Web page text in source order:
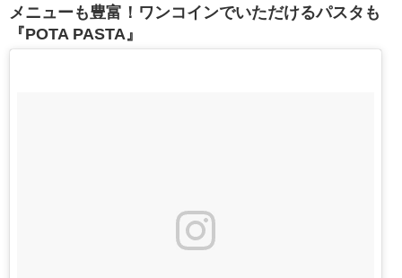
メニューも豊富！ワンコインでいただけるパスタも
『POTA PASTA』